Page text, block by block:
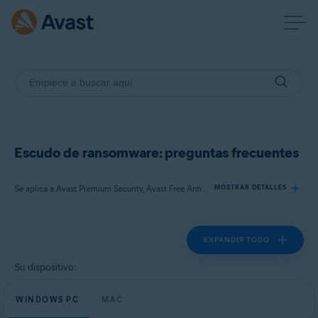
Escudo de ransomware: preguntas frecuentes
Se aplica a Avast Premium Security, Avast Free Antivirus MOSTRAR DETALLES
Avast Premium Security
Avast Free Antivirus
Sistemas operativos:
EXPANDIR TODO
Su dispositivo:
WINDOWS PC MAC